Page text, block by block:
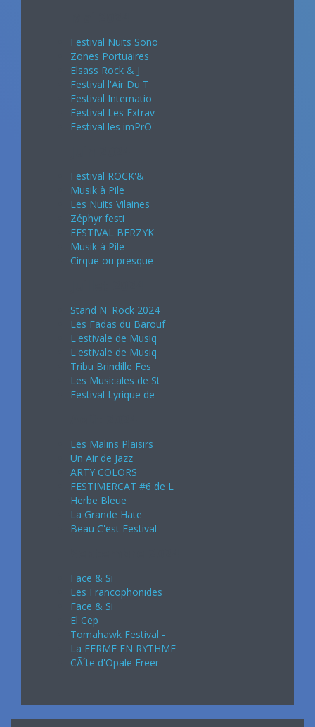
Festival Nuits Sono
Zones Portuaires
Elsass Rock & J
Festival l'Air Du T
Festival Internatio
Festival Les Extrav
Festival les imPrO'
Festival ROCK'&
Musik à Pile
Les Nuits Vilaines
Zéphyr festi
FESTIVAL BERZYK
Musik à Pile
Cirque ou presque
Stand N' Rock 2024
Les Fadas du Barouf
L'estivale de Musiq
L'estivale de Musiq
Tribu Brindille Fes
Les Musicales de St
Festival Lyrique de
Les Malins Plaisirs
Un Air de Jazz
ARTY COLORS
FESTIMERCAT #6 de L
Herbe Bleue
La Grande Hate
Beau C'est Festival
Face & Si
Les Francophonides
Face & Si
El Cep
Tomahawk Festival -
La FERME EN RYTHME
CÃ´te d'Opale Freer